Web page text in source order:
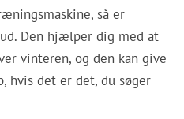
så er
Den hjælper dig med at
vinteren, og den kan give
hvis det er det, du søger